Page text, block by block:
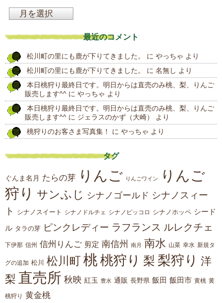
投
稿
最近のコメント
松川町の里にも鹿が下りてきました。 に やっちゃ より
松川町の里にも鹿が下りてきました。
に 名無し より
本日桃狩り最終日です。明日からは直売のみ桃、梨、りんご
販売します^^ に やっちゃ より
本日桃狩り最終日です。明日からは直売のみ桃、梨、りんご
販売します^^ に ジェラスのかず（大崎）
より
桃狩りのお客さま写真集！
に やっちゃ より
タグ
ぐんま名月 たらの芽 りんご りんごワイン
りんご
狩り サンふじ シナノゴールド シナノスィー
ト
シナノスイート シナノドルチェ シナノピッコロ シナノホッペ シード
ル タラの芽 ピンクレディー ラフランス ルレクチェ
下伊那 信州 信州りんご 剪定 南信州 南月 南水 山菜 幸水 新規タ
グの追加 松川 松川町 桃桃狩り 梨 梨狩り 洋
梨 直売所 秋映 紅玉 豊水 通販 長野県 飯田 飯田市 黄桃 黄
桃狩り 黄金桃